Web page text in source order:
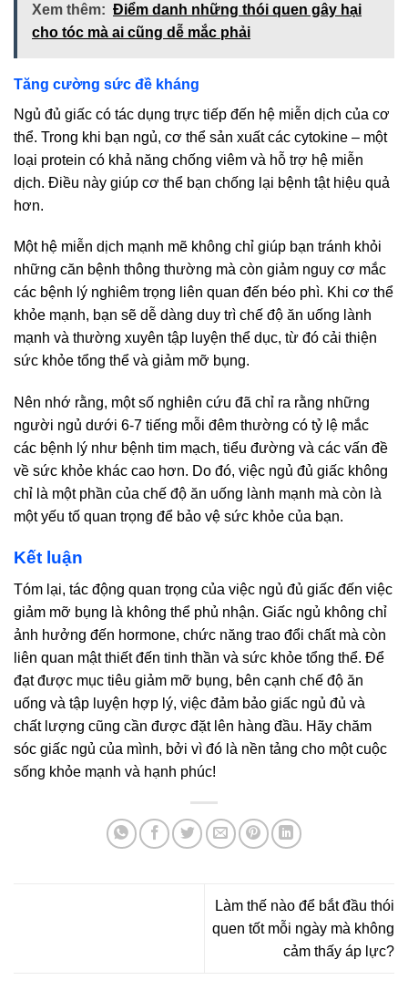
Xem thêm: Điểm danh những thói quen gây hại
cho tóc mà ai cũng dễ mắc phải
Tăng cường sức đề kháng
Ngủ đủ giấc có tác dụng trực tiếp đến hệ miễn dịch của cơ
thể. Trong khi bạn ngủ, cơ thể sản xuất các cytokine – một
loại protein có khả năng chống viêm và hỗ trợ hệ miễn
dịch. Điều này giúp cơ thể bạn chống lại bệnh tật hiệu quả
hơn.
Một hệ miễn dịch mạnh mẽ không chỉ giúp bạn tránh khỏi
những căn bệnh thông thường mà còn giảm nguy cơ mắc
các bệnh lý nghiêm trọng liên quan đến béo phì. Khi cơ thể
khỏe mạnh, bạn sẽ dễ dàng duy trì chế độ ăn uống lành
mạnh và thường xuyên tập luyện thể dục, từ đó cải thiện
sức khỏe tổng thể và giảm mỡ bụng.
Nên nhớ rằng, một số nghiên cứu đã chỉ ra rằng những
người ngủ dưới 6-7 tiếng mỗi đêm thường có tỷ lệ mắc
các bệnh lý như bệnh tim mạch, tiểu đường và các vấn đề
về sức khỏe khác cao hơn. Do đó, việc ngủ đủ giấc không
chỉ là một phần của chế độ ăn uống lành mạnh mà còn là
một yếu tố quan trọng để bảo vệ sức khỏe của bạn.
Kết luận
Tóm lại, tác động quan trọng của việc ngủ đủ giấc đến việc
giảm mỡ bụng là không thể phủ nhận. Giấc ngủ không chỉ
ảnh hưởng đến hormone, chức năng trao đổi chất mà còn
liên quan mật thiết đến tinh thần và sức khỏe tổng thể. Để
đạt được mục tiêu giảm mỡ bụng, bên cạnh chế độ ăn
uống và tập luyện hợp lý, việc đảm bảo giấc ngủ đủ và
chất lượng cũng cần được đặt lên hàng đầu. Hãy chăm
sóc giấc ngủ của mình, bởi vì đó là nền tảng cho một cuộc
sống khỏe mạnh và hạnh phúc!
Làm thế nào để bắt đầu thói
quen tốt mỗi ngày mà không
cảm thấy áp lực?